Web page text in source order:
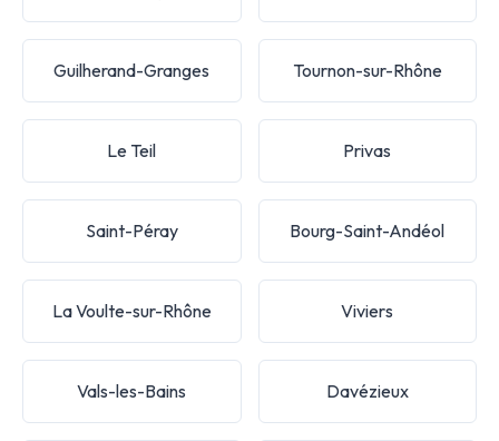
Guilherand-Granges Tournon-sur-Rhône
Le Teil Privas
Saint-Péray Bourg-Saint-Andéol
La Voulte-sur-Rhône Viviers
Vals-les-Bains Davézieux